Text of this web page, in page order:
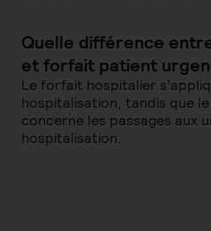
Quelle différence
et forfait patient
Le forfait hospitalier
hospitalisation, tandis que
concerne les passages aux
hospitalisation.